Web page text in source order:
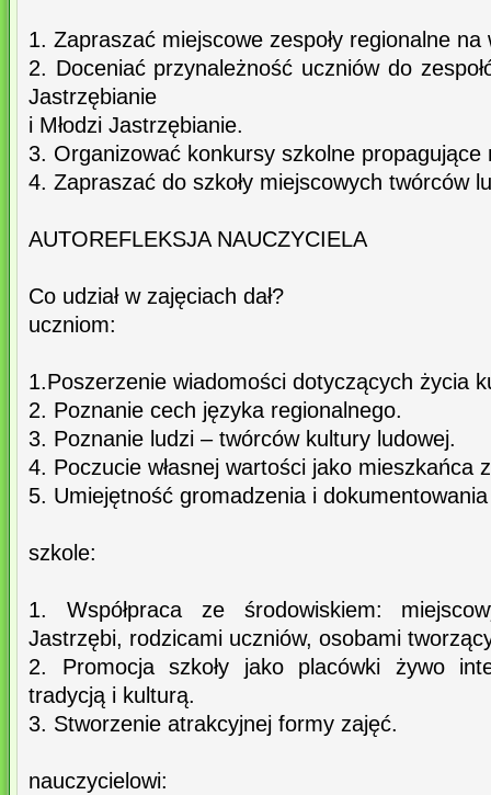
1. Zapraszać miejscowe zespoły regionalne
2. Doceniać przynależność uczniów do
Jastrzębianie
i Młodzi Jastrzębianie.
3. Organizować konkursy szkolne propagujące
4. Zapraszać do szkoły miejscowych twórców
AUTOREFLEKSJA NAUCZYCIELA
Co udział w zajęciach dał?
uczniom:
1.Poszerzenie wiadomości dotyczących życia
2. Poznanie cech języka regionalnego.
3. Poznanie ludzi – twórców kultury ludowej.
4. Poczucie własnej wartości jako mieszkańca
5. Umiejętność gromadzenia i
szkole:
1. Współpraca ze środowiskiem:
Jastrzębi, rodzicami uczniów, osobami
2. Promocja szkoły jako placówki żywo
tradycją i kulturą.
3. Stworzenie atrakcyjnej formy zajęć.
nauczycielowi: